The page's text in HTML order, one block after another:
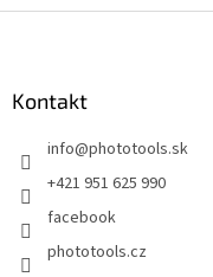
Kontakt
info@phototools.sk
+421 951 625 990
facebook
phototools.cz